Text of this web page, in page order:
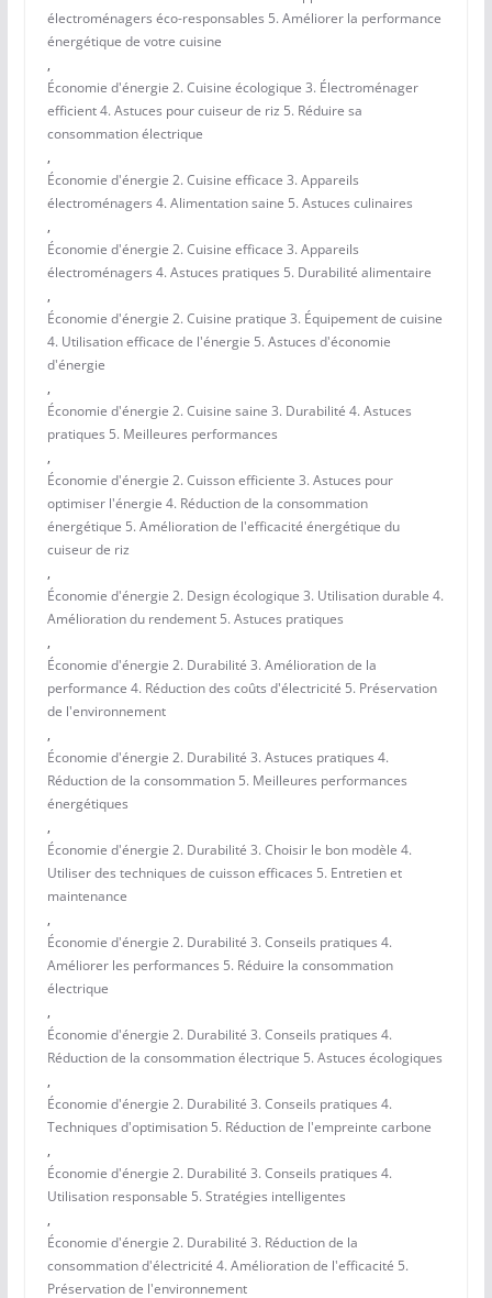
électroménagers éco-responsables 5. Améliorer la performance
énergétique de votre cuisine
,
Économie d'énergie 2. Cuisine écologique 3. Électroménager
efficient 4. Astuces pour cuiseur de riz 5. Réduire sa
consommation électrique
,
Économie d'énergie 2. Cuisine efficace 3. Appareils
électroménagers 4. Alimentation saine 5. Astuces culinaires
,
Économie d'énergie 2. Cuisine efficace 3. Appareils
électroménagers 4. Astuces pratiques 5. Durabilité alimentaire
,
Économie d'énergie 2. Cuisine pratique 3. Équipement de cuisine
4. Utilisation efficace de l'énergie 5. Astuces d'économie
d'énergie
,
Économie d'énergie 2. Cuisine saine 3. Durabilité 4. Astuces
pratiques 5. Meilleures performances
,
Économie d'énergie 2. Cuisson efficiente 3. Astuces pour
optimiser l'énergie 4. Réduction de la consommation
énergétique 5. Amélioration de l'efficacité énergétique du
cuiseur de riz
,
Économie d'énergie 2. Design écologique 3. Utilisation durable 4.
Amélioration du rendement 5. Astuces pratiques
,
Économie d'énergie 2. Durabilité 3. Amélioration de la
performance 4. Réduction des coûts d'électricité 5. Préservation
de l'environnement
,
Économie d'énergie 2. Durabilité 3. Astuces pratiques 4.
Réduction de la consommation 5. Meilleures performances
énergétiques
,
Économie d'énergie 2. Durabilité 3. Choisir le bon modèle 4.
Utiliser des techniques de cuisson efficaces 5. Entretien et
maintenance
,
Économie d'énergie 2. Durabilité 3. Conseils pratiques 4.
Améliorer les performances 5. Réduire la consommation
électrique
,
Économie d'énergie 2. Durabilité 3. Conseils pratiques 4.
Réduction de la consommation électrique 5. Astuces écologiques
,
Économie d'énergie 2. Durabilité 3. Conseils pratiques 4.
Techniques d'optimisation 5. Réduction de l'empreinte carbone
,
Économie d'énergie 2. Durabilité 3. Conseils pratiques 4.
Utilisation responsable 5. Stratégies intelligentes
,
Économie d'énergie 2. Durabilité 3. Réduction de la
consommation d'électricité 4. Amélioration de l'efficacité 5.
Préservation de l'environnement